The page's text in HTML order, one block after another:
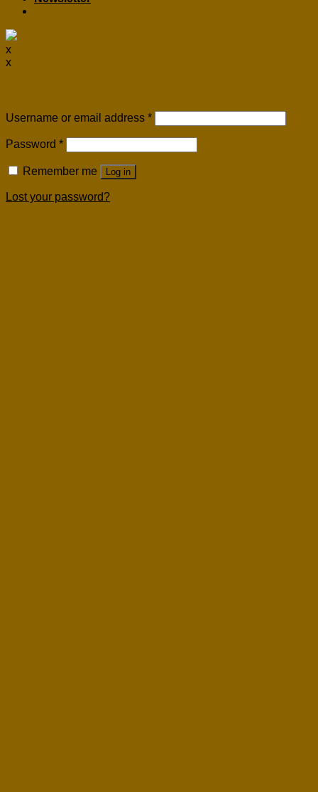
x
x
Username or email address *
Password *
Remember me Log in
Lost your password?